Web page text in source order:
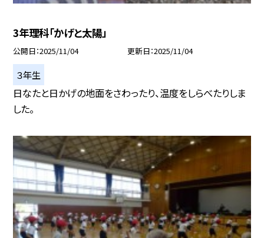
3年理科「かげと太陽」
公開日 2025/11/04 更新日 2025/11/04
３年生
日なたと日かげの地面をさわったり、温度をしらべたりしま
した。